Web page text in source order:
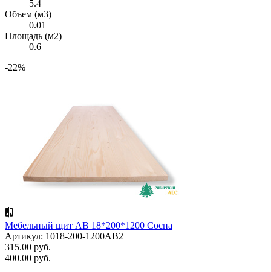
5.4
Объем (м3)
0.01
Площадь (м2)
0.6
-22%
Мебельный щит АВ 18*200*1200 Сосна
Артикул: 1018-200-1200AB2
315.00 руб.
400.00 руб.